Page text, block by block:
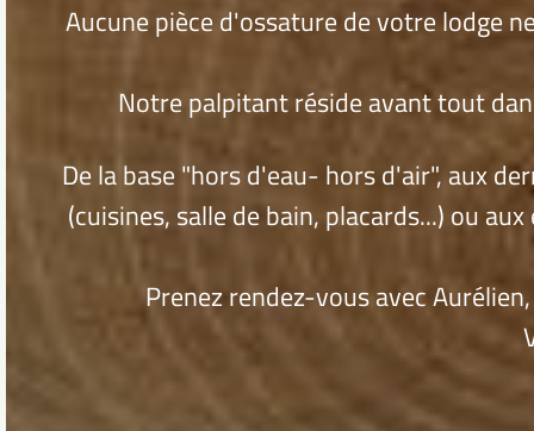
Aucune pièce d'ossature de votre lodge
Notre palpitant réside avant tout
De la base "hors d'eau- hors d'air", aux
(cuisines, salle de bain, placards...) ou
Prenez rendez-vous avec